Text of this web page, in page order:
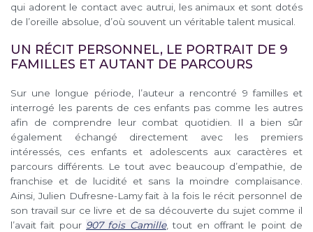
qui adorent le contact avec autrui, les animaux et sont dotés
de l’oreille absolue, d’où souvent un véritable talent musical.
UN RÉCIT PERSONNEL, LE PORTRAIT DE 9
FAMILLES ET AUTANT DE PARCOURS
Sur une longue période, l’auteur a rencontré 9 familles et
interrogé les parents de ces enfants pas comme les autres
afin de comprendre leur combat quotidien. Il a bien sûr
également échangé directement avec les premiers
intéressés, ces enfants et adolescents aux caractères et
parcours différents. Le tout avec beaucoup d’empathie, de
franchise et de lucidité et sans la moindre complaisance.
Ainsi, Julien Dufresne-Lamy fait à la fois le récit personnel de
son travail sur ce livre et de sa découverte du sujet comme il
l’avait fait pour 907 fois Camille, tout en offrant le point de